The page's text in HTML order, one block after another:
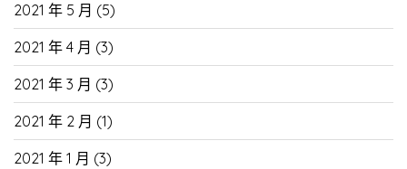
2021 年 5 月 (5)
2021 年 4 月 (3)
2021 年 3 月 (3)
2021 年 2 月 (1)
2021 年 1 月 (3)